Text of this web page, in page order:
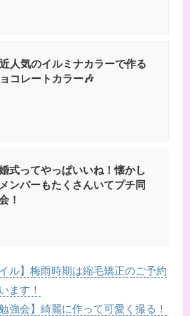
人気のイルミナカラーで作る
コレートカラー🎶
式ってやっぱいいね！懐かし
ンバーもたくさんいてプチ同
！
ル】梅雨時期は縮毛矯正のご予約
ます！
強会】綺麗に作って可愛く撮る！